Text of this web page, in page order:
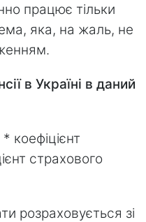
працює тільки
яка, на жаль, не
в Україні в даний
коефіцієнт
страхового
розраховується зі